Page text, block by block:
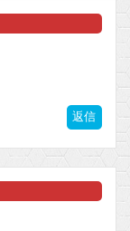
返信